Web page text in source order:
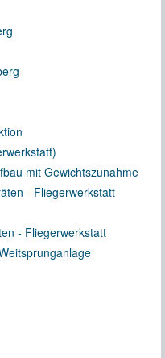
mit Gewichtszunahme
- Fliegerwerkstatt
- Fliegerwerkstatt